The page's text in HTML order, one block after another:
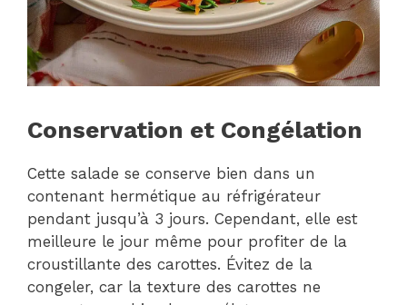
Conservation et Congélation
Cette salade se conserve bien dans un
contenant hermétique au réfrigérateur
pendant jusqu’à 3 jours. Cependant, elle est
meilleure le jour même pour profiter de la
croustillante des carottes. Évitez de la
congeler, car la texture des carottes ne